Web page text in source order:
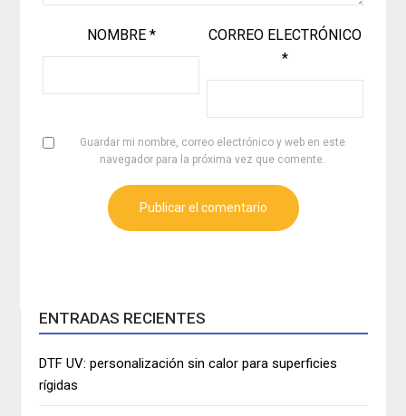
NOMBRE *
CORREO ELECTRÓNICO
*
Guardar mi nombre, correo electrónico y web en este
navegador para la próxima vez que comente.
ENTRADAS RECIENTES
DTF UV: personalización sin calor para superficies
rígidas